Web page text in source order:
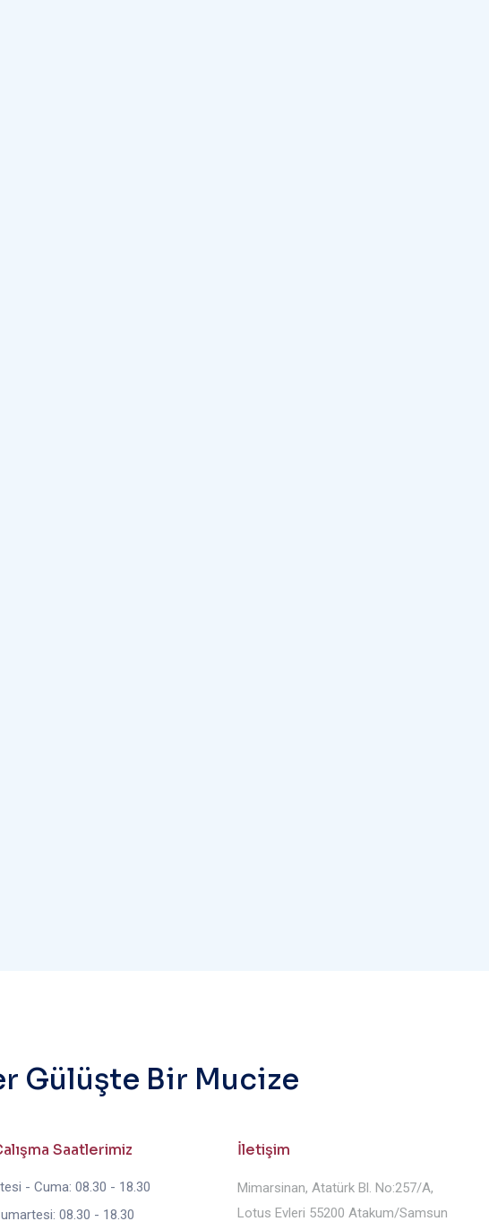
Gülüşte Bir Mucize
Saatlerimiz
- Cuma: 08.30 - 18.30
08.30 - 18.30
İletişim
Mimarsinan, Atatürk Bl. No:257/A,
Lotus Evleri 55200 Atakum/Samsun